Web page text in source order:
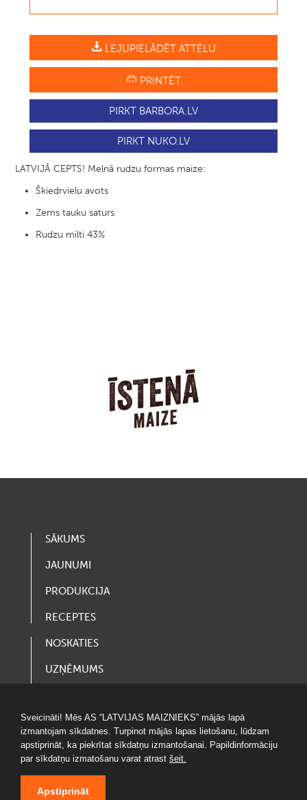
LEJUPIELĀDĒT ATTĒLU
PRINTĒT
PIRKT BARBORA.LV
PIRKT NUKO.LV
LATVIJĀ CEPTS! Melnā rudzu formas maize:
Škiedrvielu avots
Zems tauku saturs
Rudzu milti 43%
SĀKUMS
JAUNUMI
PRODUKCIJA
RECEPTES
NOSKATIES
UZŅĒMUMS
LOTERIJAS
Sveicināti! Mēs AS “LATVIJAS MAIZNIEKS” mājās lapā
izmantojam sīkdatnes. Turpinot mājās lapas lietošanu, lūdzam
apstiprināt, ka piekrītat sīkdatņu izmantošanai. Papildinformāciju
par sīkdatņu izmatošanu varat atrast šeit.
Apstiprināt